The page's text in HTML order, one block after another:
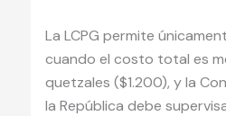
La LCPG permite
cuando el costo total es
quetzales ($1.200), y la
la República debe